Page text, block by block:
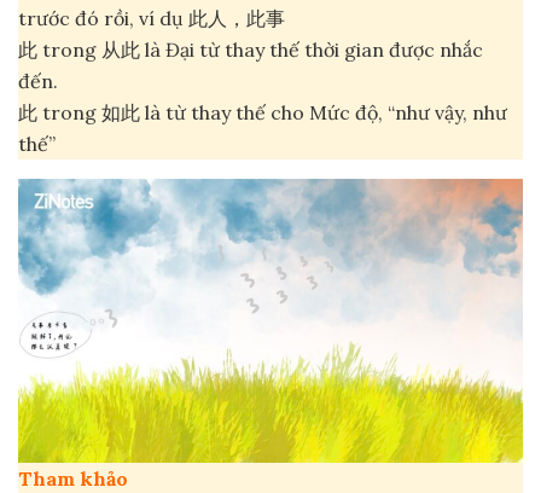
trước đó rồi, ví dụ 此人，此事
此 trong 从此 là Đại từ thay thế thời gian được nhắc
đến.
此 trong 如此 là từ thay thế cho Mức độ, “như vậy, như
thế”
Tham khảo